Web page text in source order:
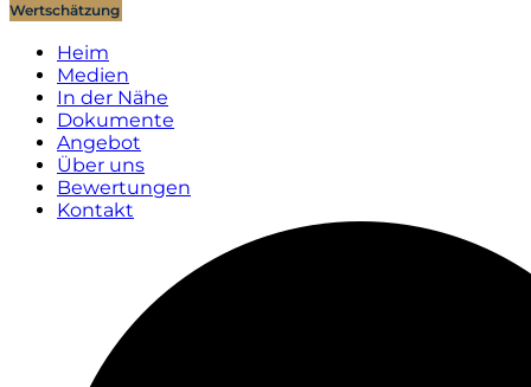
Wertschätzung
Heim
Medien
In der Nähe
Dokumente
Angebot
Über uns
Bewertungen
Kontakt